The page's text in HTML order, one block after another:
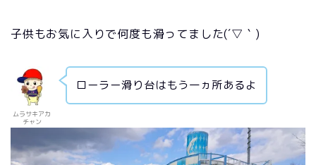
子供もお気に入りで何度も滑ってました(´▽｀)
ムラサキアカ
チャン
ローラー滑り台はもう一ヵ所あるよ